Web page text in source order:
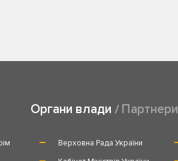
Органи влади Партнери
Верховна Рада України